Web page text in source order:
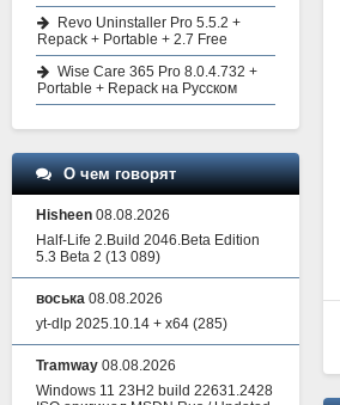
Revo Uninstaller Pro 5.5.2 +
Repack + Portable + 2.7 Free
Wise Care 365 Pro 8.0.4.732 +
Portable + Repack на Русском
О чем говорят
Hisheen 08.08.2026
Half-Life 2.Build 2046.Beta Edition
5.3 Beta 2 (13 089)
воська 08.08.2026
yt-dlp 2025.10.14 + x64 (285)
Tramway 08.08.2026
Windows 11 23H2 build 22631.2428